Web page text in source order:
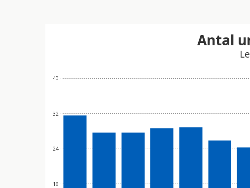
16
24
32
40
Antal